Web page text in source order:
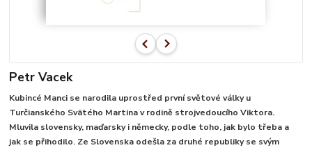
Petr Vacek
Kubincé Manci se narodila uprostřed první světové války u
Turčianského Svätého Martina v rodině strojvedoucího Viktora.
Mluvila slovensky, maďarsky i německy, podle toho, jak bylo třeba a
jak se přihodilo. Ze Slovenska odešla za druhé republiky se svým